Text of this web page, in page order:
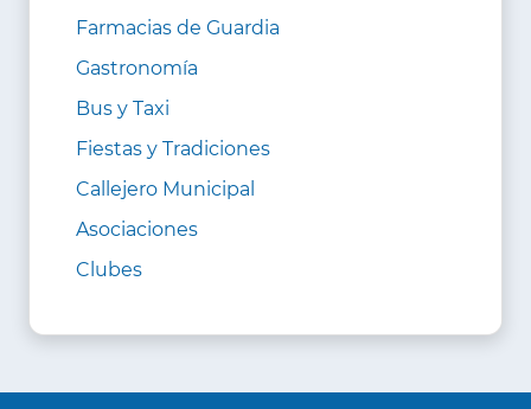
Farmacias de Guardia
Gastronomía
Bus y Taxi
Fiestas y Tradiciones
Callejero Municipal
Asociaciones
Clubes